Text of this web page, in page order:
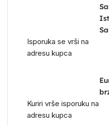
Isporuka se vrši na
adresu kupca
Kuriri vrše isporuku na
adresu kupca